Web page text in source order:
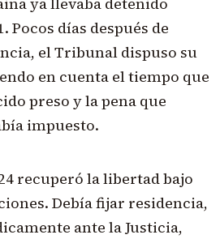
Pocos días después de
el Tribunal dispuso su
en cuenta el tiempo que
preso y la pena que
impuesto.
recuperó la libertad bajo
Debía fijar residencia,
ante la Justicia,